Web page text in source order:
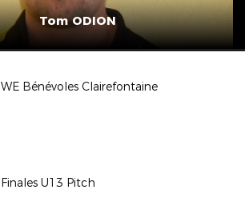
Tom ODION
WE Bénévoles Clairefontaine
Finales U13 Pitch